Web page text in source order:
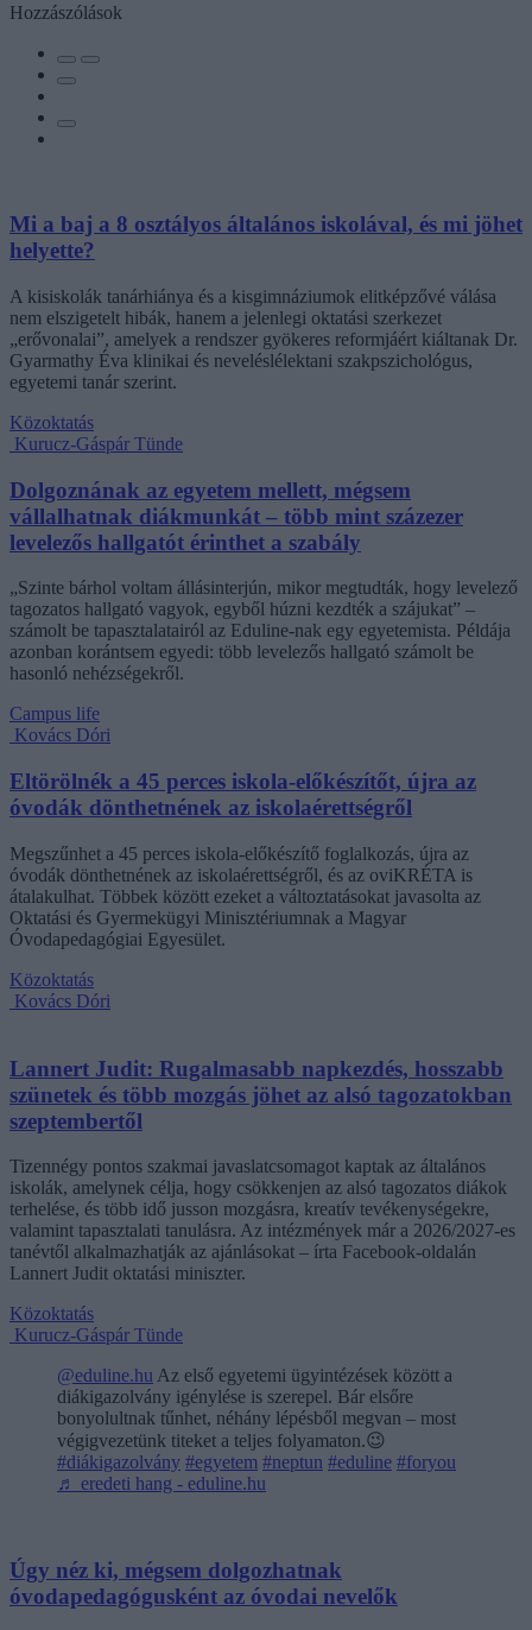
Hozzászólások
Mi a baj a 8 osztályos általános iskolával, és mi jöhet
helyette?
A kisiskolák tanárhiánya és a kisgimnáziumok elitképzővé válása
nem elszigetelt hibák, hanem a jelenlegi oktatási szerkezet
„erővonalai”, amelyek a rendszer gyökeres reformjáért kiáltanak Dr.
Gyarmathy Éva klinikai és neveléslélektani szakpszichológus,
egyetemi tanár szerint.
Közoktatás
Kurucz-Gáspár Tünde
Dolgoznának az egyetem mellett, mégsem
vállalhatnak diákmunkát – több mint százezer
levelezős hallgatót érinthet a szabály
„Szinte bárhol voltam állásinterjún, mikor megtudták, hogy levelező
tagozatos hallgató vagyok, egyből húzni kezdték a szájukat” –
számolt be tapasztalatairól az Eduline-nak egy egyetemista. Példája
azonban korántsem egyedi: több levelezős hallgató számolt be
hasonló nehézségekről.
Campus life
Kovács Dóri
Eltörölnék a 45 perces iskola-előkészítőt, újra az
óvodák dönthetnének az iskolaérettségről
Megszűnhet a 45 perces iskola-előkészítő foglalkozás, újra az
óvodák dönthetnének az iskolaérettségről, és az oviKRÉTA is
átalakulhat. Többek között ezeket a változtatásokat javasolta az
Oktatási és Gyermekügyi Minisztériumnak a Magyar
Óvodapedagógiai Egyesület.
Közoktatás
Kovács Dóri
Lannert Judit: Rugalmasabb napkezdés, hosszabb
szünetek és több mozgás jöhet az alsó tagozatokban
szeptembertől
Tizennégy pontos szakmai javaslatcsomagot kaptak az általános
iskolák, amelynek célja, hogy csökkenjen az alsó tagozatos diákok
terhelése, és több idő jusson mozgásra, kreatív tevékenységekre,
valamint tapasztalati tanulásra. Az intézmények már a 2026/2027-es
tanévtől alkalmazhatják az ajánlásokat – írta Facebook-oldalán
Lannert Judit oktatási miniszter.
Közoktatás
Kurucz-Gáspár Tünde
@eduline.hu Az első egyetemi ügyintézések között a
diákigazolvány igénylése is szerepel. Bár elsőre
bonyolultnak tűnhet, néhány lépésből megvan – most
végigvezetünk titeket a teljes folyamaton.😉
#diákigazolvány #egyetem #neptun #eduline #foryou
♬ eredeti hang - eduline.hu
Úgy néz ki, mégsem dolgozhatnak
óvodapedagógusként az óvodai nevelők